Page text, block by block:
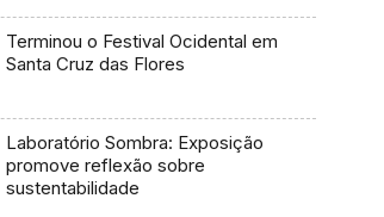
Terminou o Festival Ocidental em
Santa Cruz das Flores
Laboratório Sombra: Exposição
promove reflexão sobre
sustentabilidade